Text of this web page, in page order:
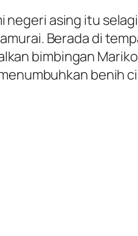
asing itu
Berada di
bimbingan
benih